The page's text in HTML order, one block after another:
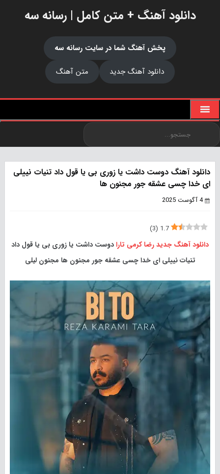
دانلود آهنگ + متن کامل | رسانه سه
پخش آهنگ شما در سایت رسانه سه
دانلود آهنگ جدید
متن آهنگ
دانلود آهنگ دوست داشت یا زوری بی یا قول داد تنیات نییلی
ای خدا چسی عشقه جور مجنون ها
4 آگوست 2025
1.7
(
3
)
دانلود آهنگ جدیدرضا کرمی تارادوست داشت یا زوری بی یا قول داد
تنیات نییلی ای خدا چسی عشقه جور مجنون ها مجنون لیلی